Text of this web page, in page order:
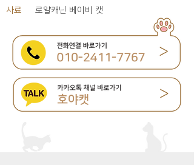
사료
로얄캐닌 베이비 캣